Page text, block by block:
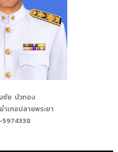
ชัย บัวทอง
เภอปลายพระยา
5974338